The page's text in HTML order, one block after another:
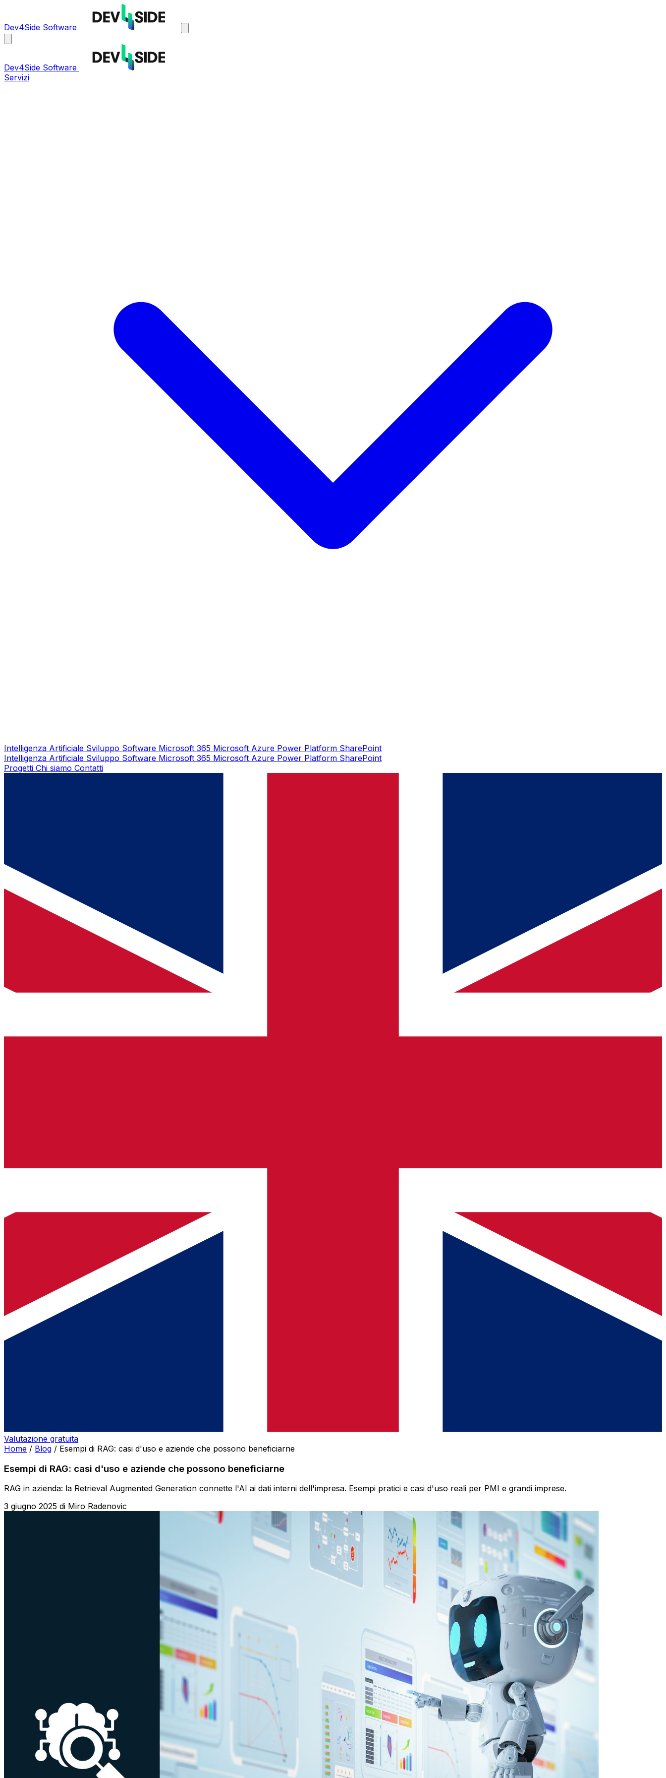
Dev4Side Software
Dev4Side Software
Servizi
Intelligenza Artificiale Sviluppo Software Microsoft 365 Microsoft Azure Power Platform SharePoint
Intelligenza Artificiale Sviluppo Software Microsoft 365 Microsoft Azure Power Platform SharePoint
Progetti Chi siamo Contatti
Valutazione gratuita
Home / Blog / Esempi di RAG: casi d'uso e aziende che possono beneficiarne
Esempi di RAG: casi d'uso e aziende che possono beneficiarne
RAG in azienda: la Retrieval Augmented Generation connette l'AI ai dati interni dell'impresa. Esempi pratici e casi d'uso reali per PMI e grandi imprese.
3 giugno 2025 di Miro Radenovic